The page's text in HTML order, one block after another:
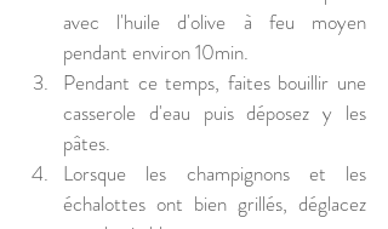
avec l'huile d'olive à feu moyen
pendant environ 10min.
Pendant ce temps, faites bouillir une
casserole d'eau puis déposez y les
pâtes.
Lorsque les champignons et les
échalottes ont bien grillés, déglacez